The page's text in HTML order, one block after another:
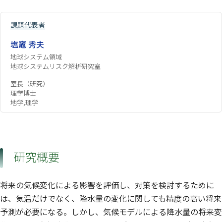
課題代表者
塩竈 秀夫
地球システム領域
地球システムリスク解析研究室
室長（研究）
理学博士
地学,理学
研究概要
将来の気候変化による影響を評価し、対策を検討するために
は、気温だけでなく、降水量の変化に関しても精度の高い将来
予測が必要になる。しかし、気候モデルによる降水量の将来変